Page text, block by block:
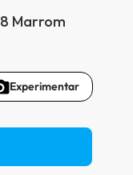
Marrom
Experimentar